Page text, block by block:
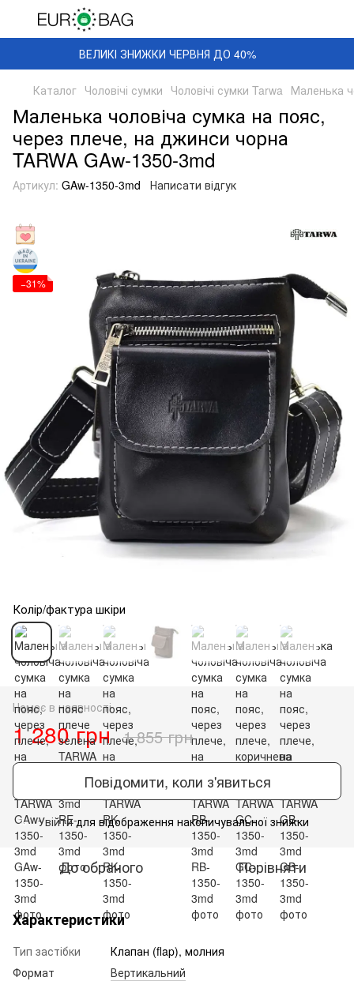
ВЕЛИКІ ЗНИЖКИ ЧЕРВНЯ ДО 40%
Каталог Чоловічі сумки Чоловічі сумки Tarwa Маленька
Маленька чоловіча сумка на пояс,
через плече, на джинси чорна
TARWA GAw-1350-3md
Артикул: GAw-1350-3md Написати відгук
−31%
Колір/фактура шкіри
Немає в наявності
1 280 грн 1 855 грн
Повідомити, коли з'явиться
% Увійтидля відображення накопичувальної знижки
До обраного Порівняти
Характеристики
Тип застібки
Клапан (flap), молния
Формат
Вертикальний